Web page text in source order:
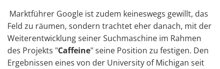
Marktführer Google ist zudem keineswegs gewillt, das
Feld zu räumen, sondern trachtet eher danach, mit der
Weiterentwicklung seiner Suchmaschine im Rahmen
des Projekts "Caffeine" seine Position zu festigen. Den
Ergebnissen eines von der University of Michigan seit